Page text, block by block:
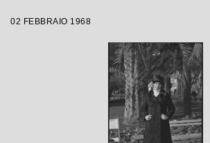
02 FEBBRAIO 1968